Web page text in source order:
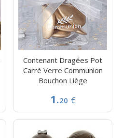
Contenant Dragées Pot
Carré Verre Communion
Bouchon Liège
1.20 €